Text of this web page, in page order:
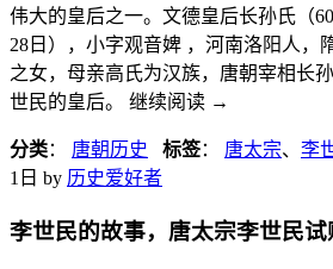
伟大的皇后之一。文德皇后长孙氏（
28日），小字观音婢 ，河南洛阳人，
之女，母亲高氏为汉族，唐朝宰相长
世民的皇后。 继续阅读 →
分类： 唐朝历史 标签： 唐太宗、 李
1日 by 历史爱好者
李世民的故事，唐太宗李世民